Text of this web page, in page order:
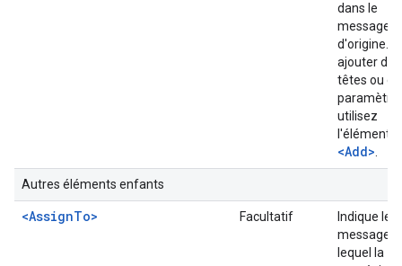
dans le
message
d'origine.
ajouter
têtes ou
utilisez
l'élément
<Add>
Autres éléments enfants
<AssignTo> Facultatif
Indique le
message
lequel la